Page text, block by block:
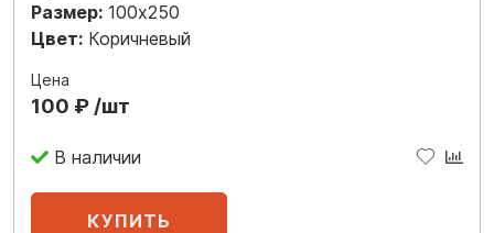
Размер: 100x250
Цвет: Коричневый
Цена
100 ₽ /шт
В наличии